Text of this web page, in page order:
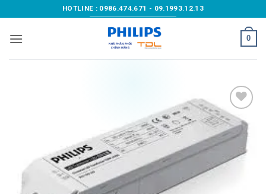
qua
nội
HOTLINE : 0986.474.671 - 09.1993.12.13
0
Add to
wishlist